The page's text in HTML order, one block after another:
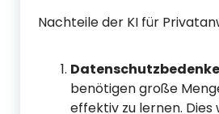
Nachteile der KI für
benötigen große
effektiv zu lernen.